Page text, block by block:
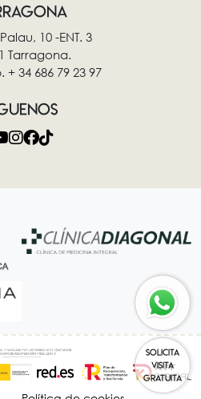
10 -ENT. 3
Tarragona.
34 686 79 23 97
SOLICITA
VISITA
GRATUITA